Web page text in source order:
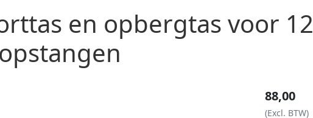
en opbergtas voor 12
88,00
(Excl. BTW)